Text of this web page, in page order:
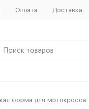
Оплата Доставка
форма для мотокросса